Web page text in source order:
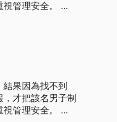
管理安全。 黃
到場時男子不願
果因為找不到
才把該名男子制
管理安全。 黃